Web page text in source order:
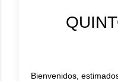
Bienvenidos,